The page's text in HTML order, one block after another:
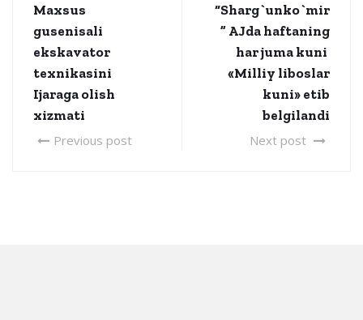
Maxsus
gusenisali
ekskavator
texnikasini
Ijaraga olish
xizmati
Previous post
“Sharg`unko`mir
” AJda haftaning
har juma kuni
«Milliy liboslar
kuni» etib
belgilandi
Next post